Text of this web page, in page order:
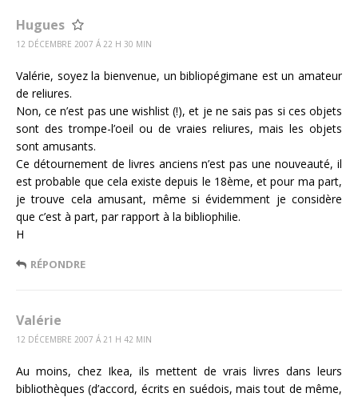
Hugues
12 DÉCEMBRE 2007 Á 22 H 30 MIN
Valérie, soyez la bienvenue, un bibliopégimane est un amateur
de reliures.
Non, ce n’est pas une wishlist (!), et je ne sais pas si ces objets
sont des trompe-l’oeil ou de vraies reliures, mais les objets
sont amusants.
Ce détournement de livres anciens n’est pas une nouveauté, il
est probable que cela existe depuis le 18ème, et pour ma part,
je trouve cela amusant, même si évidemment je considère
que c’est à part, par rapport à la bibliophilie.
H
RÉPONDRE
Valérie
12 DÉCEMBRE 2007 Á 21 H 42 MIN
Au moins, chez Ikea, ils mettent de vrais livres dans leurs
bibliothèques (d’accord, écrits en suédois, mais tout de même,